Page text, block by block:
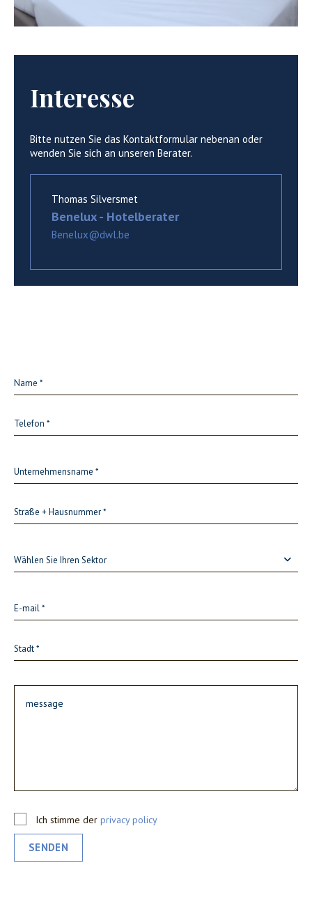
Interesse
Bitte nutzen Sie das Kontaktformular nebenan oder
wenden Sie sich an unseren Berater.
Thomas Silversmet
Benelux - Hotelberater
Benelux@dwl.be
Wählen Sie Ihren Sektor
Ich stimme der privacy policy
SENDEN